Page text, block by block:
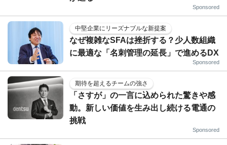
Sponsored
中堅企業にリーズナブルな新提案
なぜ複雑なSFAは挫折する？少人数組織
に最適な「名刺管理の延長」で進めるDX
Sponsored
期待を超えるチームの強さ
「さすが」の一言に込められた驚きや感
動。新しい価値を生み出し続ける電通の
挑戦
Sponsored